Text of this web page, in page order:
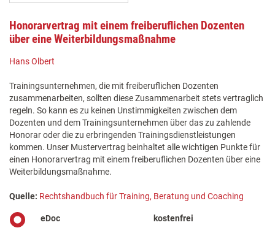
Honorarvertrag mit einem freiberuflichen Dozenten
über eine Weiterbildungsmaßnahme
Hans Olbert
Trainingsunternehmen, die mit freiberuflichen Dozenten
zusammenarbeiten, sollten diese Zusammenarbeit stets vertraglich
regeln. So kann es zu keinen Unstimmigkeiten zwischen dem
Dozenten und dem Trainingsunternehmen über das zu zahlende
Honorar oder die zu erbringenden Trainingsdienstleistungen
kommen. Unser Mustervertrag beinhaltet alle wichtigen Punkte für
einen Honorarvertrag mit einem freiberuflichen Dozenten über eine
Weiterbildungsmaßnahme.
Quelle: Rechtshandbuch für Training, Beratung und Coaching
eDoc kostenfrei